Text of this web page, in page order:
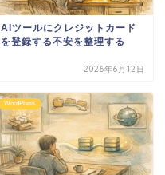
AIツールにクレジットカード
を登録する不安を整理する
2026年6月12日
WordPress